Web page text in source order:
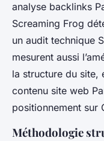
analyse backlinks
Screaming Frog
un audit technique
mesurent aussi
la structure du site,
contenu site web
positionnement sur
Méthodologie